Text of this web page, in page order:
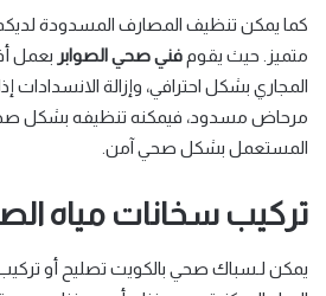
كما يمكن تنظيف المصارف المسدودة
متميز. حيث يقوم فني صحي الصوابر بعمل
المجاري بشكل احترافي، وإزالة
مرحاض مسدود، فيمكنه تنظيفه بشكل
المستعمل بشكل صحي آمن.
تركيب سخانات مياه
يمكن لـسباك صحي بالكويت تصليح أو